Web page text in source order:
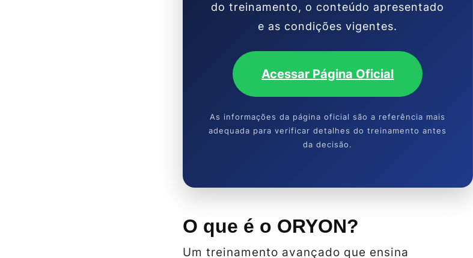
do treinamento, o conteúdo apresentado
e as condições vigentes.
Acessar Página Oficial
As informações da página oficial são a referência mais
adequada para verificar detalhes do treinamento antes
da decisão.
O que é o ORYON?
Um treinamento avançado que ensina